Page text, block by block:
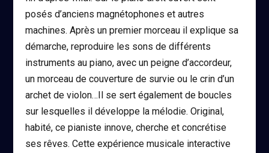
posés d’anciens magnétophones et autres
machines. Après un premier morceau il explique sa
démarche, reproduire les sons de différents
instruments au piano, avec un peigne d’accordeur,
un morceau de couverture de survie ou le crin d’un
archet de violon…Il se sert également de boucles
sur lesquelles il développe la mélodie. Original,
habité, ce pianiste innove, cherche et concrétise
ses rêves. Cette expérience musicale interactive